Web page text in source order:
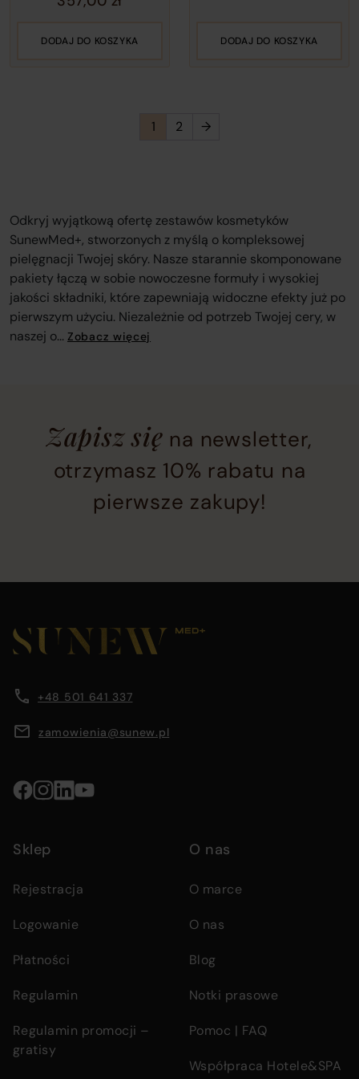
DODAJ DO KOSZYKA DODAJ DO KOSZYKA
1 2 →
Odkryj wyjątkową ofertę zestawów kosmetyków
SunewMed+, stworzonych z myślą o kompleksowej
pielęgnacji Twojej skóry. Nasze starannie skomponowane
pakiety łączą w sobie nowoczesne formuły i wysokiej
jakości składniki, które zapewniają widoczne efekty już po
pierwszym użyciu. Niezależnie od potrzeb Twojej cery, w
naszej o... Zobacz więcej
Zapisz się na newsletter,
otrzymasz 10% rabatu na
pierwsze zakupy!
subscription
section
located
at
the
footer
section
containing
information,
navigation
menus,
details
Footer
main
area
Company
information
+48 501 641 337
zamowienia@sunew.pl
Social
media
Sklep
Rejestracja
Logowanie
Płatności
Regulamin
Regulamin promocji –
gratisy
O nas
O marce
O nas
Blog
Notki prasowe
Pomoc | FAQ
Współpraca Hotele&SPA